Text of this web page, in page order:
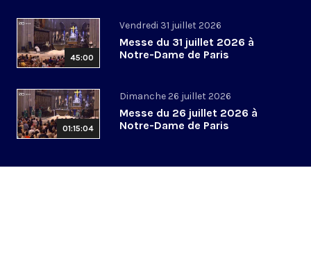
45:00
Vendredi 31 juillet 2026
Messe du 31 juillet 2026 à
Notre-Dame de Paris
01:15:04
Dimanche 26 juillet 2026
Messe du 26 juillet 2026 à
Notre-Dame de Paris